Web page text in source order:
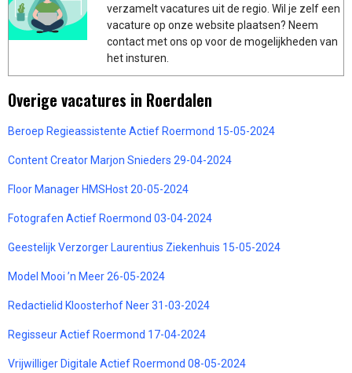
verzamelt vacatures uit de regio. Wil je zelf een
vacature op onze website plaatsen? Neem
contact met ons op voor de mogelijkheden van
het insturen.
Overige vacatures in Roerdalen
Beroep Regieassistente Actief Roermond 15-05-2024
Content Creator Marjon Snieders 29-04-2024
Floor Manager HMSHost 20-05-2024
Fotografen Actief Roermond 03-04-2024
Geestelijk Verzorger Laurentius Ziekenhuis 15-05-2024
Model Mooi ’n Meer 26-05-2024
Redactielid Kloosterhof Neer 31-03-2024
Regisseur Actief Roermond 17-04-2024
Vrijwilliger Digitale Actief Roermond 08-05-2024